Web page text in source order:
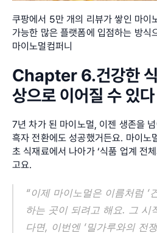
쿠팡에서 5만 개의 리뷰가 쌓인 마이
가능한 많은 플랫폼에 입점하는 방
마이노멀컴퍼니
Chapter 6.건강한 식
상으로 이어질 수 있다
7년 차가 된 마이노멀, 이젠 생존을
흑자 전환에도 성공했거든요. 마이노
초 식재료에서 나아가 ‘식품 업계 전
고요.
“이제 마이노멀은 이름처럼 ‘
하는 곳이 되려고 해요. 그 시
다면, 이번엔 ‘밀가루와의 전